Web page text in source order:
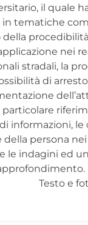
il quale
in tematiche
della
nei
stradali, la
di
particolare
informazioni, le
della persona
le indagini ed un
Testo e